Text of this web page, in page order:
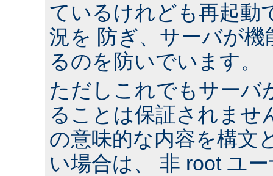
ているけれども再起動
況を 防ぎ、サーバが
るのを防いでいます。
ただしこれでもサーバ
ることは保証されませ
の意味的な内容を構文
い場合は、 非 root ユ